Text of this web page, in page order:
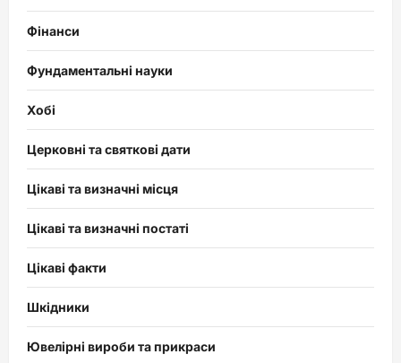
Фінанси
Фундаментальні науки
Хобі
Церковні та святкові дати
Цікаві та визначні місця
Цікаві та визначні постаті
Цікаві факти
Шкідники
Ювелірні вироби та прикраси